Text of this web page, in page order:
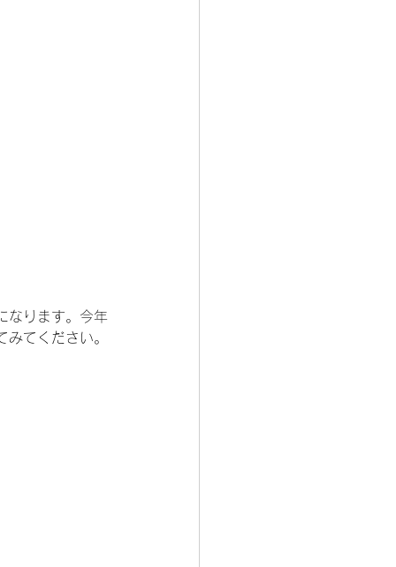
なります。今年
てください。